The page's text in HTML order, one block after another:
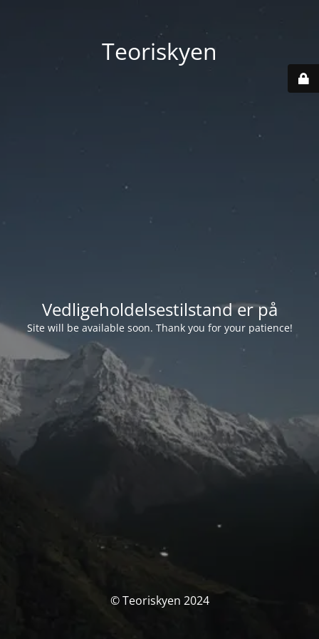
Teoriskyen
Vedligeholdelsestilstand er på
Site will be available soon. Thank you for your patience!
© Teoriskyen 2024